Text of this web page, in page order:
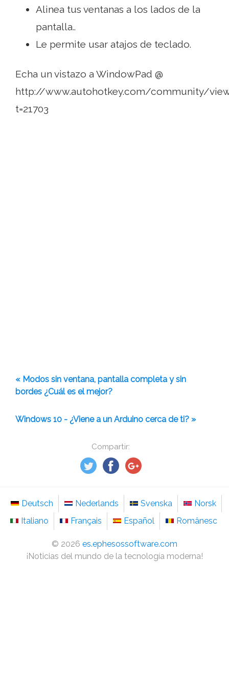
Compartir:
Alinea tus ventanas a los lados de la
pantalla..
Le permite usar atajos de teclado.
Echa un vistazo a WindowPad @
http://www.autohotkey.com/community/
t=21703
« Modos sin ventana, pantalla completa y sin
bordes ¿Cuál es el mejor?
Windows 10 - ¿Viene a un Arduino cerca de ti? »
Deutsch Nederlands Svenska
Norsk
Italiano
Français Español Românesc
© 2026 es.ephesossoftware.com
¡Noticias del mundo de la tecnología moderna!